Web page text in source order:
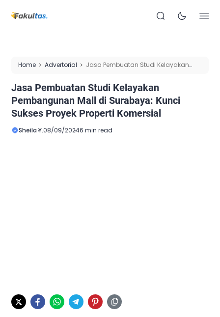
Home Advertorial
Jasa Pembuatan Studi Kelayakan
Properti Komersial
Jasa Pembuatan Studi Kelayakan
Pembangunan Mall di Surabaya: Kunci
Sukses Proyek Properti Komersial
Sheila Y.08/09/20246 min read